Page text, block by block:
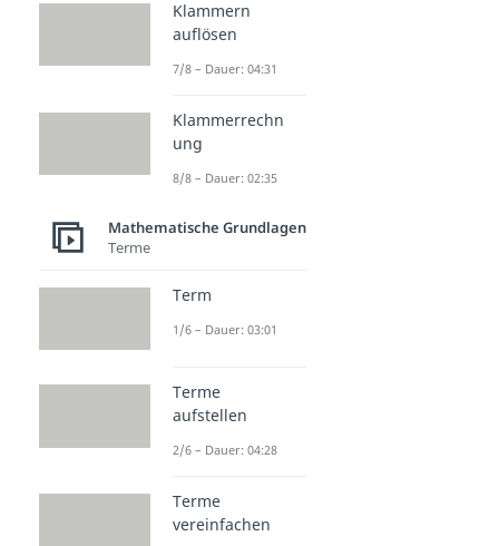
Klammern
auflösen
7/8 – Dauer: 04:31
Klammerrechn
ung
8/8 – Dauer: 02:35
Mathematische Grundlagen
Terme
Term
1/6 – Dauer: 03:01
Terme
aufstellen
2/6 – Dauer: 04:28
Terme
vereinfachen